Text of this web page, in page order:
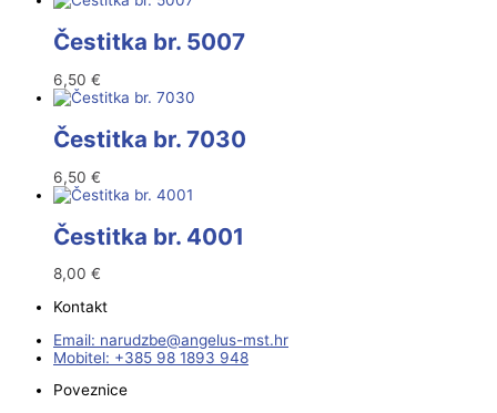
Čestitka br. 5007
6,50 €
Čestitka br. 7030
6,50 €
Čestitka br. 4001
8,00 €
Kontakt
Email:
rh.tsm-sulegna
@ebzduran
Mobitel: +385 98 1893 948
Poveznice